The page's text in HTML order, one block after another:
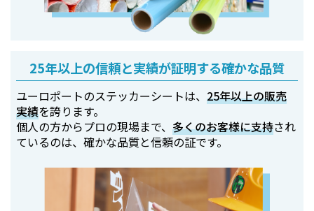
25年以上の信頼と実績が証明する確かな品質
ユーロポートのステッカーシートは、25年以上の販売
実績を誇ります。
個人の方からプロの現場まで、多くのお客様に支持され
ているのは、確かな品質と信頼の証です。